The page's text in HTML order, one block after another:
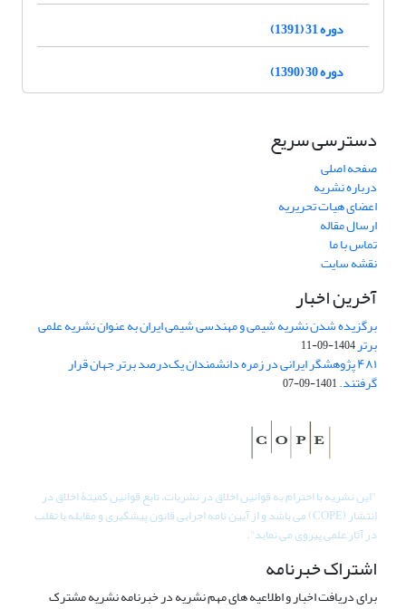
دوره 31 (1391)
دوره 30 (1390)
دسترسی سریع
صفحه اصلی
درباره نشریه
اعضای هیات تحریریه
ارسال مقاله
تماس با ما
نقشه سایت
آخرین اخبار
برگزیده شدن نشریه شیمی و مهندسی شیمی ایران به عنوان نشریه علمی
برتر1404-09-11
۴۸۱ پژوهشگر ایرانی در زمره دانشمندان یک‌درصد برتر جهان قرار
گرفتند.1401-09-07
"این نشریه با احترام به قوانین اخلاق در نشریات، تابع قوانین کمیتۀ اخلاق در
انتشار (COPE) می باشد و از آیین نامه اجرایی قانون پیشگیری و مقابله با تقلب
در آثار علمی پیروی می نماید".
اشتراک خبرنامه
برای دریافت اخبار و اطلاعیه های مهم نشریه در خبرنامه نشریه مشترک